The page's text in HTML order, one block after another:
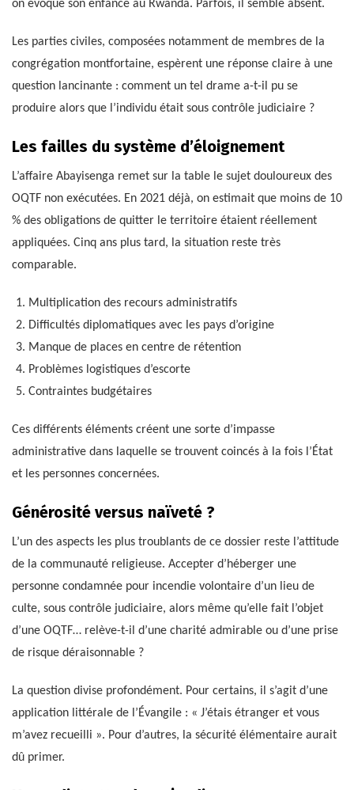
on évoque son enfance au Rwanda. Parfois, il semble absent.
Les parties civiles, composées notamment de membres de la
congrégation montfortaine, espèrent une réponse claire à une
question lancinante : comment un tel drame a-t-il pu se
produire alors que l’individu était sous contrôle judiciaire ?
Les failles du système d’éloignement
L’affaire Abayisenga remet sur la table le sujet douloureux des
OQTF non exécutées. En 2021 déjà, on estimait que moins de 10
% des obligations de quitter le territoire étaient réellement
appliquées. Cinq ans plus tard, la situation reste très
comparable.
Multiplication des recours administratifs
Difficultés diplomatiques avec les pays d’origine
Manque de places en centre de rétention
Problèmes logistiques d’escorte
Contraintes budgétaires
Ces différents éléments créent une sorte d’impasse
administrative dans laquelle se trouvent coincés à la fois l’État
et les personnes concernées.
Générosité versus naïveté ?
L’un des aspects les plus troublants de ce dossier reste l’attitude
de la communauté religieuse. Accepter d’héberger une
personne condamnée pour incendie volontaire d’un lieu de
culte, sous contrôle judiciaire, alors même qu’elle fait l’objet
d’une OQTF… relève-t-il d’une charité admirable ou d’une prise
de risque déraisonnable ?
La question divise profondément. Pour certains, il s’agit d’une
application littérale de l’Évangile : « J’étais étranger et vous
m’avez recueilli ». Pour d’autres, la sécurité élémentaire aurait
dû primer.